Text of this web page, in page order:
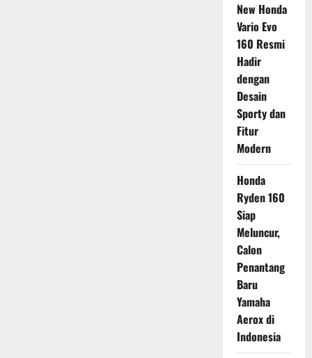
New Honda
Vario Evo
160 Resmi
Hadir
dengan
Desain
Sporty dan
Fitur
Modern
Honda
Ryden 160
Siap
Meluncur,
Calon
Penantang
Baru
Yamaha
Aerox di
Indonesia